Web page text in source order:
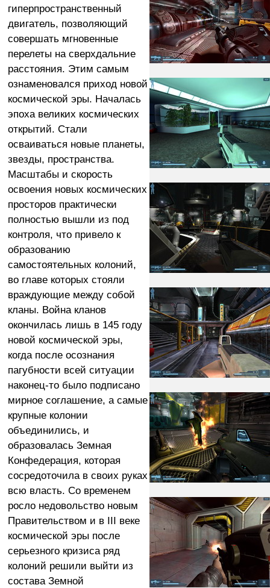
гиперпространственный
двигатель, позволяющий
совершать мгновенные
перелеты на сверхдальние
расстояния. Этим самым
ознаменовался приход новой
космической эры. Началась
эпоха великих космических
открытий. Стали
осваиваться новые планеты,
звезды, пространства.
Масштабы и скорость
освоения новых космических
просторов практически
полностью вышли из под
контроля, что привело к
образованию
самостоятельных колоний,
во главе которых стояли
враждующие между собой
кланы. Война кланов
окончилась лишь в 145 году
новой космической эры,
когда после осознания
пагубности всей ситуации
наконец-то было подписано
мирное соглашение, а самые
крупные колонии
объединились, и
образовалась Земная
Конфедерация, которая
сосредоточила в своих руках
всю власть. Со временем
росло недовольство новым
Правительством и в III веке
космической эры после
серьезного кризиса ряд
колоний решили выйти из
состава Земной